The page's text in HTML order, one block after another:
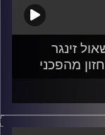
זינגר
מהפכני